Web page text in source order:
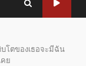
บโตของเธอจะมีฉัน
ย